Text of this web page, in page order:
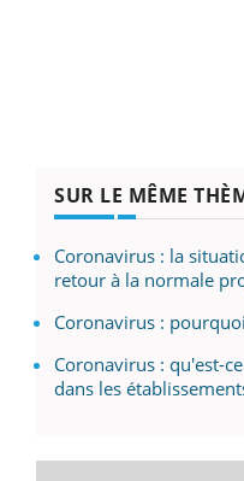
SUR LE MÊME
Coronavirus : la
retour à la normale
Coronavirus :
Coronavirus : qu'est-
dans les